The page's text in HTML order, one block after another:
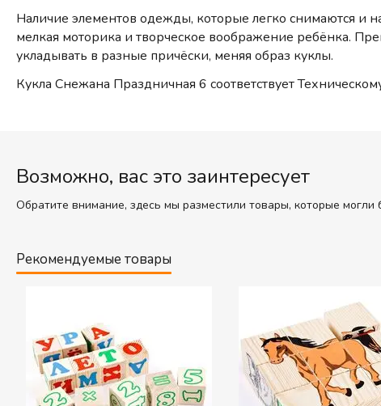
Наличие элементов одежды, которые легко снимаются и
мелкая моторика и творческое воображение ребёнка.
укладывать в разные причёски, меняя образ куклы.
Кукла Снежана Праздничная 6 соответствует
Возможно, вас это заинтересует
Обратите внимание, здесь мы разместили товары, которые
Рекомендуемые товары